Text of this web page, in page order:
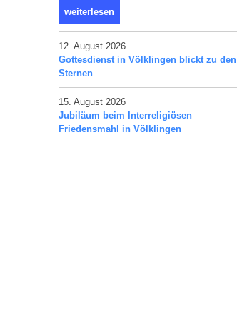
weiterlesen
12. August 2026
Gottesdienst in Völklingen blickt zu den
Sternen
15. August 2026
Jubiläum beim Interreligiösen
Friedensmahl in Völklingen